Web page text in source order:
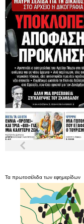
Τα πρωτοσέλιδα των εφημερίδων